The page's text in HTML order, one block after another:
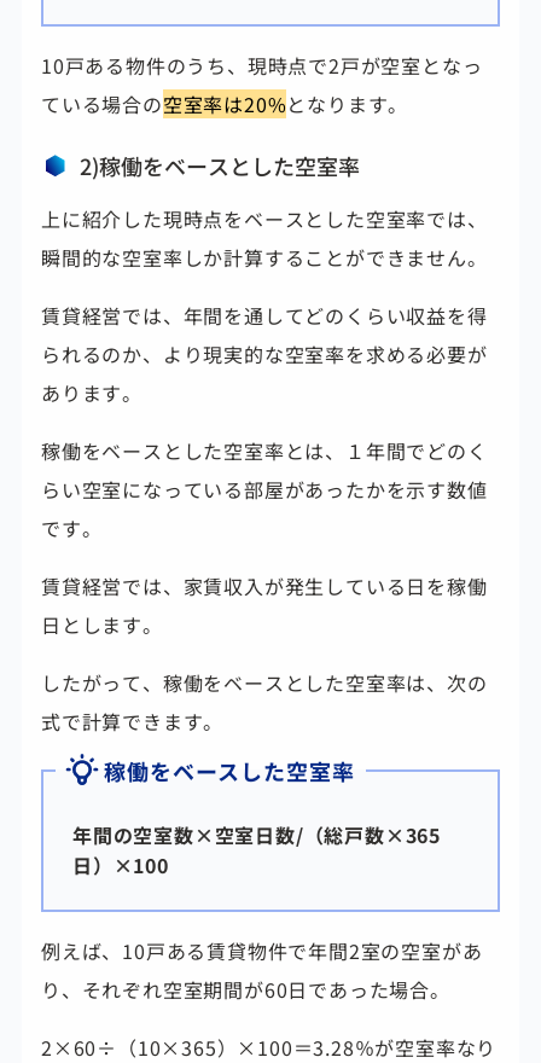
10戸ある物件のうち、現時点で2戸が空室となっ
ている場合の空室率は20%となります。
2)稼働をベースとした空室率
上に紹介した現時点をベースとした空室率では、
瞬間的な空室率しか計算することができません。
賃貸経営では、年間を通してどのくらい収益を得
られるのか、より現実的な空室率を求める必要が
あります。
稼働をベースとした空室率とは、１年間でどのく
らい空室になっている部屋があったかを示す数値
です。
賃貸経営では、家賃収入が発生している日を稼働
日とします。
したがって、稼働をベースとした空室率は、次の
式で計算できます。
稼働をベースした空室率
年間の空室数×空室日数/（総戸数×365
日）×100
例えば、10戸ある賃貸物件で年間2室の空室があ
り、それぞれ空室期間が60日であった場合。
2×60÷（10×365）×100＝3.28％が空室率なり